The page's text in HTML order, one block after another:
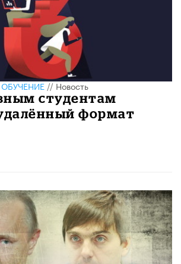
//Новость
студентам
формат